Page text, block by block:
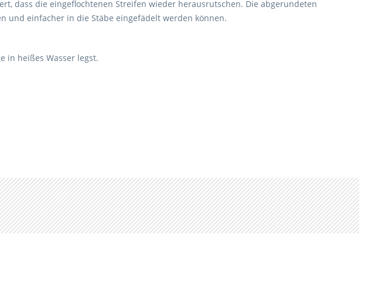
dass die eingeflochtenen Streifen wieder herausrutschen. Die abgerundeten
und einfacher in die Stäbe eingefädelt werden können.
in heißes Wasser legst.